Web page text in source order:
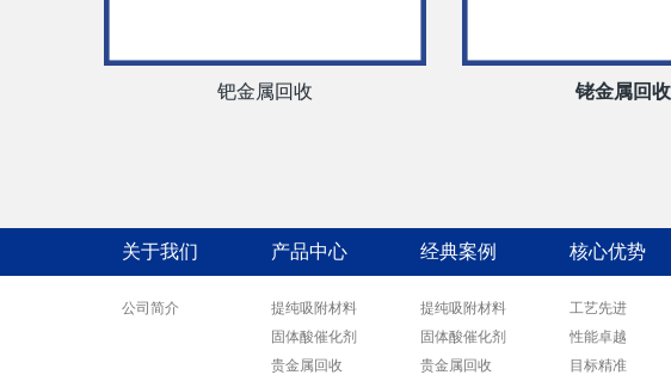
钯金属回收 铑金属回收
关于我们
公司简介
产品中心
提纯吸附材料
固体酸催化剂
贵金属回收
经典案例
提纯吸附材料
固体酸催化剂
贵金属回收
核心优势
工艺先进
性能卓越
目标精准